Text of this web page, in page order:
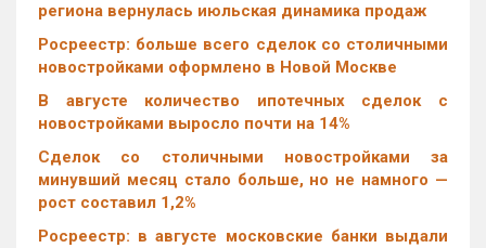
региона вернулась июльская динамика продаж
Росреестр: больше всего сделок со столичными
новостройками оформлено в Новой Москве
В августе количество ипотечных сделок с
новостройками выросло почти на 14%
Cделок со столичными новостройками за
минувший месяц стало больше, но не намного —
рост составил 1,2%
Росреестр: в августе московские банки выдали